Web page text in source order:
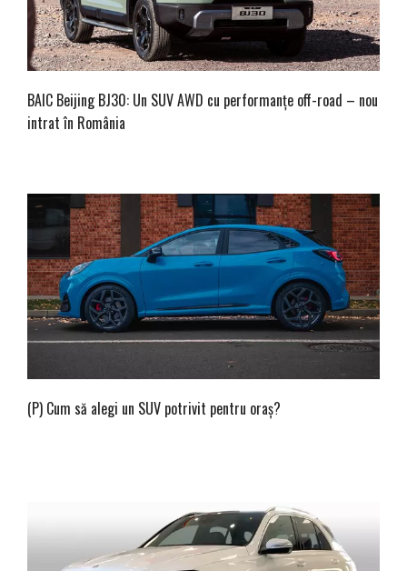
BAIC Beijing BJ30: Un SUV AWD cu performanțe off-road – nou
intrat în România
(P) Cum să alegi un SUV potrivit pentru oraș?